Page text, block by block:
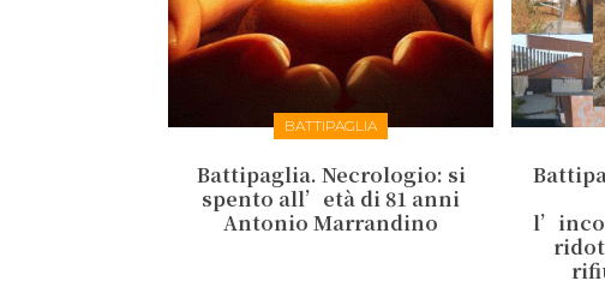
BATTIPAGLIA
Battipaglia. Necrologio: si
spento all’età di 81 anni
Antonio Marrandino